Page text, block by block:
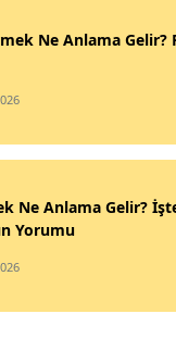
Ne Anlama Gelir?
Ne Anlama Gelir?
Yorumu